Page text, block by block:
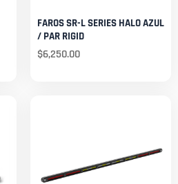
FAROS SR-L SERIES HALO AZUL
/ PAR RIGID
$6,250.00